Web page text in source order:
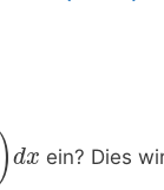
)dx ein? Dies